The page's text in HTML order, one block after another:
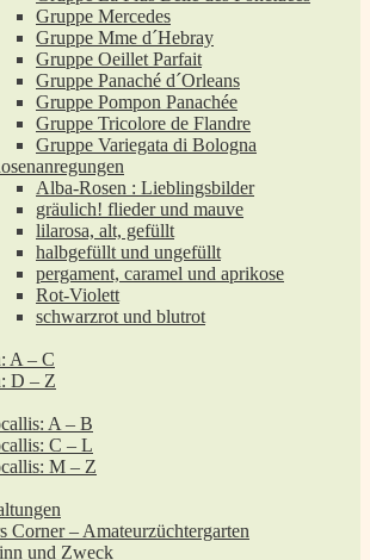
Gruppe Mercedes
Gruppe Mme d´Hebray
Gruppe Oeillet Parfait
Gruppe Panaché d´Orleans
Gruppe Pompon Panachée
Gruppe Tricolore de Flandre
Gruppe Variegata di Bologna
Alba-Rosen : Lieblingsbilder
gräulich! flieder und mauve
lilarosa, alt, gefüllt
halbgefüllt und ungefüllt
pergament, caramel und aprikose
Rot-Violett
schwarzrot und blutrot
A – C
D – Z
A – B
C – L
M – Z
Corner – Amateurzüchtergarten
und Zweck